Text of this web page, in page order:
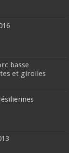
basse
et girolles